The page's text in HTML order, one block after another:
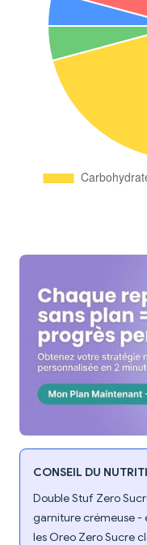
CONSEIL DU
Double Stuf Zero
garniture crémeuse -
les Oreo Zero Sucre